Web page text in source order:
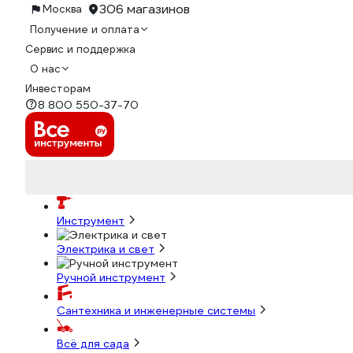
Москва 306 магазинов
Получение и оплата
Сервис и поддержка
О нас
Инвесторам
8 800 550-37-70
Инструмент
Электрика и свет
Ручной инструмент
Сантехника и инженерные системы
Всё для сада